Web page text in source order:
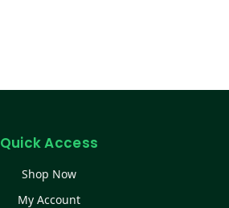
Quick Access
Shop Now
My Account